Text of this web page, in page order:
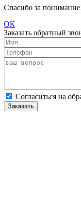
Спасибо за
ОК
Заказать обратный
Cогласиться на
Заказать